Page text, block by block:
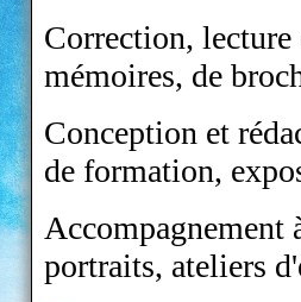
Correction, lecture
mémoires, de
Conception et
de formation,
Accompagnement
portraits, ateliers